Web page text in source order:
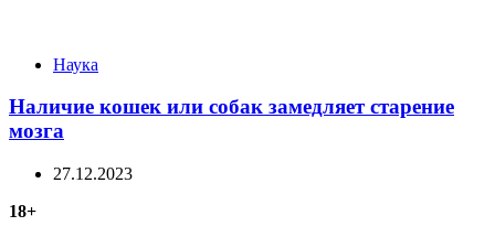
Categories
Наука
Наличие кошек или собак замедляет старение
мозга
27.12.2023
18+